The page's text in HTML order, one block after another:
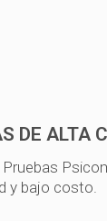
DE ALTA
Pruebas
y bajo costo.